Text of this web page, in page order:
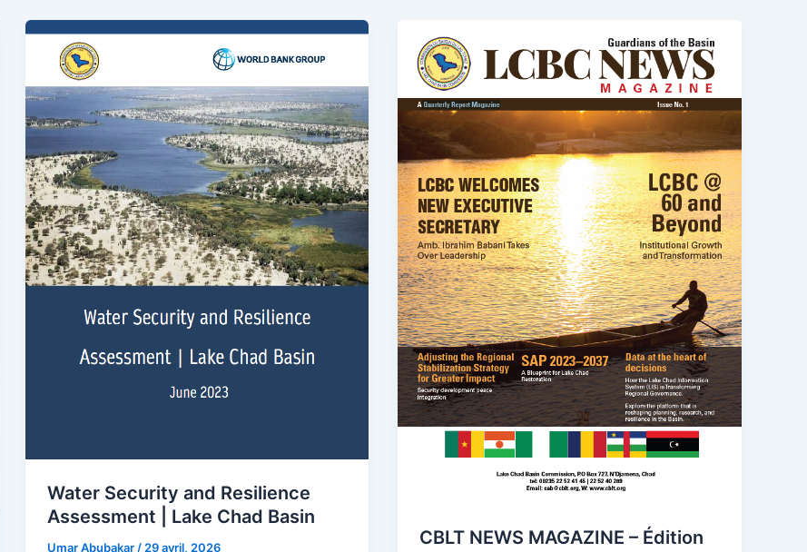
Water Security and Resilience
Assessment | Lake Chad Basin
Umar Abubakar / 29 avril, 2026
CBLT NEWS MAGAZINE – Édition